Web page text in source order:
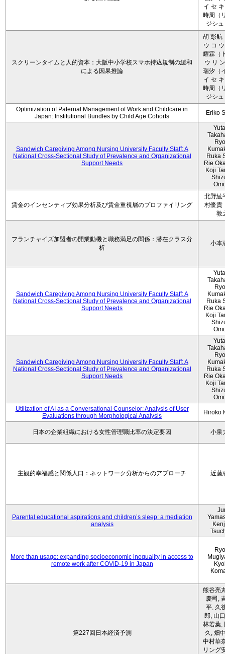
イ セ
時周（
ジシ
スクリーンタイムと人的資本：大阪中小学校スマホ持込規制の緩和
による因果推論
胡 彭航
ウ コ
耀霖（
ウ リ
瑞汐（
イ セ
時周（
ジシ
Optimization of Paternal Management of Work and Childcare in
Japan: Institutional Bundles by Child Age Cohorts
Eriko
Sandwich Caregiving Among Nursing University Faculty Staff: A
National Cross-Sectional Study of Prevalence and Organizational
Support Needs
Ruka
Rie
Koji
賃金のインセンティブ効果分析及び賃金重視層のプロファイリング
北野紘
村優貴
敦
フランチャイズ加盟者の開業動機と職務満足の関係：潜在クラス分
析
小本
Sandwich Caregiving Among Nursing University Faculty Staff: A
National Cross-Sectional Study of Prevalence and Organizational
Support Needs
Ruka
Rie
Koji
Sandwich Caregiving Among Nursing University Faculty Staff: A
National Cross-Sectional Study of Prevalence and Organizational
Support Needs
Ruka
Rie
Koji
Utilization of AI as a Conversational Counselor: Analysis of User
Evaluations through Morphological Analysis
Hiroko
日本の企業組織における女性管理職比率の決定要因 小泉
主観的幸福感と関係人口：ネットワーク分析からのアプローチ 近藤
Parental educational aspirations and children’s sleep: a mediation
analysis
More than usage: expanding socioeconomic inequality in access to
remote work after COVID-19 in Japan
第227回日本経済予測
熊谷亮
慶司,
平, 久
郎, 山
林若葉,
久, 畑
中村華
リング